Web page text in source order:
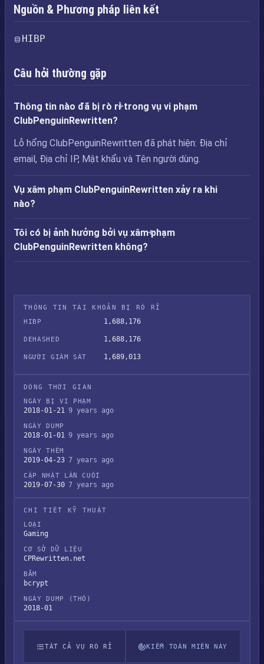
Nguồn & Phương pháp liên kết
HIBP
Câu hỏi thường gặp
Thông tin nào đã bị rò rỉ trong vụ vi phạm
ClubPenguinRewritten?
Lỗ hổng ClubPenguinRewritten đã phát hiện: Địa chỉ
email, Địa chỉ IP, Mật khẩu và Tên người dùng.
Vụ xâm phạm ClubPenguinRewritten xảy ra khi
nào?
Tôi có bị ảnh hưởng bởi vụ xâm phạm
ClubPenguinRewritten không?
THÔNG TIN TÀI KHOẢN BỊ RÒ RỈ
HIBP
1,688,176
DEHASHED 1,688,176
NGƯỜI GIÁM SÁT 1,689,013
DÒNG THỜI GIAN
NGÀY BỊ VI PHẠM
2018-01-21 9 years ago
NGÀY DUMP
2018-01-01 9 years ago
NGÀY THÊM
2019-04-23 7 years ago
CẬP NHẬT LẦN CUỐI
2019-07-30 7 years ago
CHI TIẾT KỸ THUẬT
LOẠI
Gaming
CƠ SỞ DỮ LIỆU
CPRewritten.net
BĂM
bcrypt
NGÀY DUMP (THÔ)
2018-01
TẤT CẢ VỤ RÒ RỈ KIỂM TOÁN MIỀN NÀY